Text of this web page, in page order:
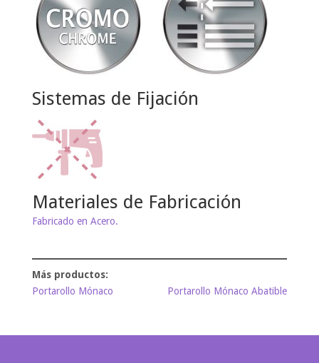
Sistemas de Fijación
Materiales de Fabricación
Fabricado en Acero.
Portarollo Mónaco Portarollo Mónaco Abatible